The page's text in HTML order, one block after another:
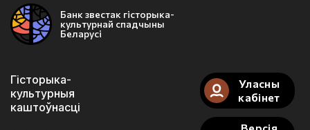
Банк звестак гісторыка-
культурнай спадчыны
Беларусі
Гісторыка-
культурныя
каштоўнасці
Уласны
кабінет